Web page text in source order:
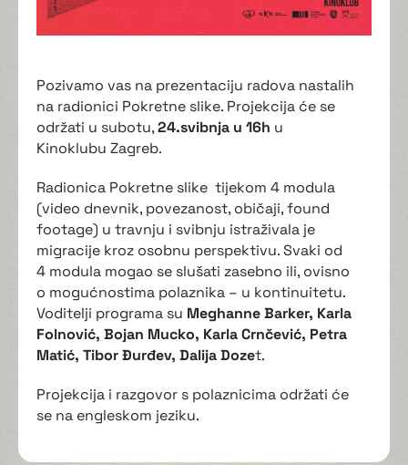
Pozivamo vas na prezentaciju radova nastalih
na radionici Pokretne slike. Projekcija će se
održati u subotu,24.svibnja u 16h u
Kinoklubu Zagreb.
Radionica Pokretne slike tijekom 4 modula
(video dnevnik, povezanost, običaji, found
footage) u travnju i svibnju istraživala je
migracije kroz osobnu perspektivu. Svaki od
4 modula mogao se slušati zasebno ili, ovisno
o mogućnostima polaznika – u kontinuitetu.
Voditelji programa su Meghanne Barker, Karla
Folnović, Bojan Mucko, Karla Crnčević, Petra
Matić, Tibor Đurđev, Dalija Dozet.
Projekcija i razgovor s polaznicima održati će
se na engleskom jeziku.